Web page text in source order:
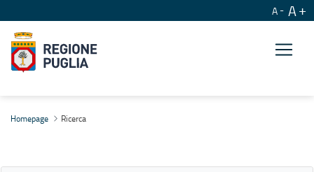
A A
Homepage Ricerca